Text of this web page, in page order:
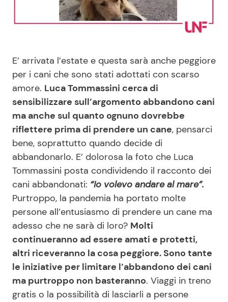
Mondo Mamma
News benessere
Salute
Viaggi e Turismo
Festività
Consigli di Cucina
Le Ricette in TV
Primi Piatti
Ricette Facili e Veloci
Ricette Feste
Ricette per Bambini
Seguici
Info
E’ arrivata l’estate e questa sarà anche peggiore
per i cani che sono stati adottati con scarso
amore. Luca Tommassini cerca di
sensibilizzare sull’argomento abbandono cani
ma anche sul quanto ognuno dovrebbe
riflettere prima di prendere un cane, pensarci
bene, soprattutto quando decide di
abbandonarlo. E’ dolorosa la foto che Luca
Tommassini posta condividendo il racconto dei
cani abbandonati: “Io volevo andare al mare”.
Purtroppo, la pandemia ha portato molte
persone all’entusiasmo di prendere un cane ma
adesso che ne sarà di loro? Molti
continueranno ad essere amati e protetti,
altri riceveranno la cosa peggiore. Sono tante
le iniziative per limitare l’abbandono dei cani
ma purtroppo non basteranno. Viaggi in treno
gratis o la possibilità di lasciarli a persone